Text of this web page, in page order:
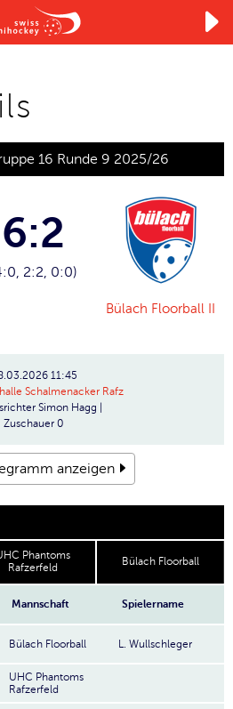
16 Runde 9 2025/26
6:2
2:2, 0:0)
Bülach Floorball II
11:45
Schalmenacker Rafz
Simon Hagg |
Zuschauer 0
anzeigen
Phantoms
Rafzerfeld
Bülach Floorball
Mannschaft Spielername
Bülach Floorball L. Wullschleger
UHC Phantoms
Rafzerfeld